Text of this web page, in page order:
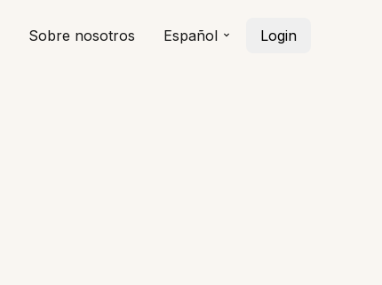
Sobre nosotros Español Login